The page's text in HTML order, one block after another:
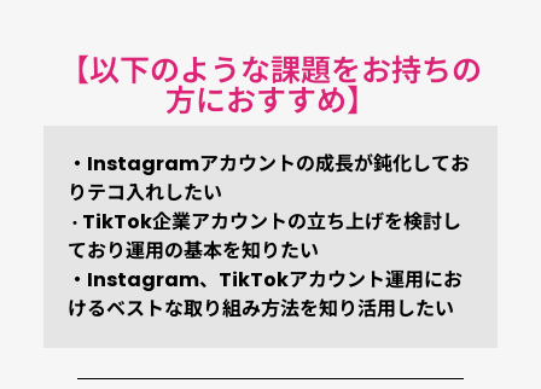
【以下のような課題をお持ちの
方におすすめ】
・Instagramアカウントの成長が鈍化してお
りテコ入れしたい
・ TikTok企業アカウントの立ち上げを検討し
ており運用の基本を知りたい
・Instagram、TikTokアカウント運用にお
けるベストな取り組み方法を知り活用したい